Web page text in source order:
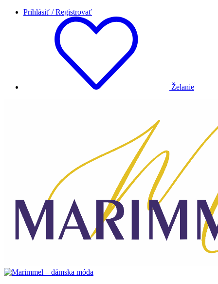
Prihlásiť / Registrovať
Želanie